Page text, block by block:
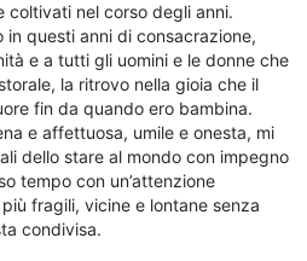
nel corso degli anni.
in questi anni di consacrazione,
e a tutti gli uomini e le donne che
la ritrovo nella gioia che il
fin da quando ero bambina.
e affettuosa, umile e onesta, mi
dello stare al mondo con impegno
tempo con un’attenzione
fragili, vicine e lontane senza
condivisa.